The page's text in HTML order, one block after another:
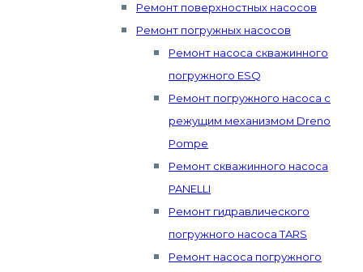
Ремонт поверхностных насосов
Ремонт погружных насосов
Ремонт насоса скважинного
погружного ESQ
Ремонт погружного насоса с
режущим механизмом Dreno
Pompe
Ремонт скважинного насоса
PANELLI
Ремонт гидравлического
погружного насоса TARS
Ремонт насоса погружного